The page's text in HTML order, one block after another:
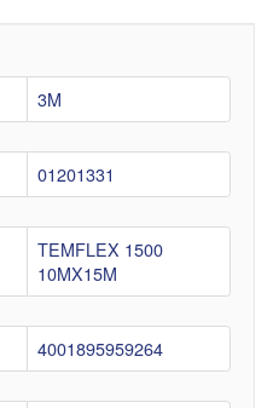
3M
01201331
TEMFLEX 1500
10MX15M
4001895959264